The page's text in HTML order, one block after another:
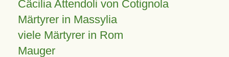
Cäcilia Attendoli von Cotignola
Märtyrer in Massylia
viele Märtyrer in Rom
Mauger